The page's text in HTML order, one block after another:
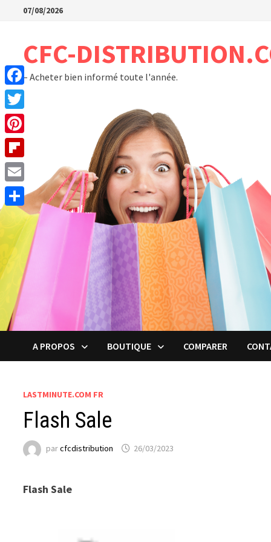
Passer07/08/2026
CFC-
– Acheter bien informé toute l'année.
A PROPOS BOUTIQUE COMPARER
LASTMINUTE.COM FR
Flash Sale
parcfcdistribution 26/03/2023
Flash Sale
Facebook
Twitter
Pinterest
Flipboard
Email
Partager